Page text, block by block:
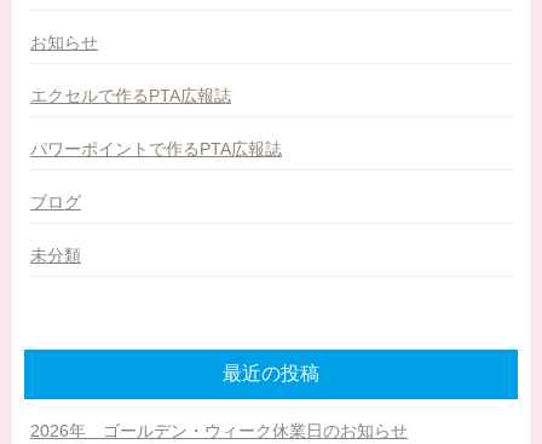
お知らせ
エクセルで作るPTA広報誌
パワーポイントで作るPTA広報誌
ブログ
未分類
最近の投稿
2026年 ゴールデン・ウィーク休業日のお知らせ